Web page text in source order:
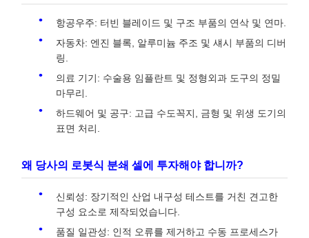
항공우주: 터빈 블레이드 및 구조 부품의 연삭 및 연마.
자동차: 엔진 블록, 알루미늄 주조 및 섀시 부품의 디버
링.
의료 기기: 수술용 임플란트 및 정형외과 도구의 정밀
마무리.
하드웨어 및 공구: 고급 수도꼭지, 금형 및 위생 도기의
표면 처리.
왜 당사의 로봇식 분쇄 셀에 투자해야 합니까?
신뢰성: 장기적인 산업 내구성 테스트를 거친 견고한
구성 요소로 제작되었습니다.
품질 일관성: 인적 오류를 제거하고 수동 프로세스가